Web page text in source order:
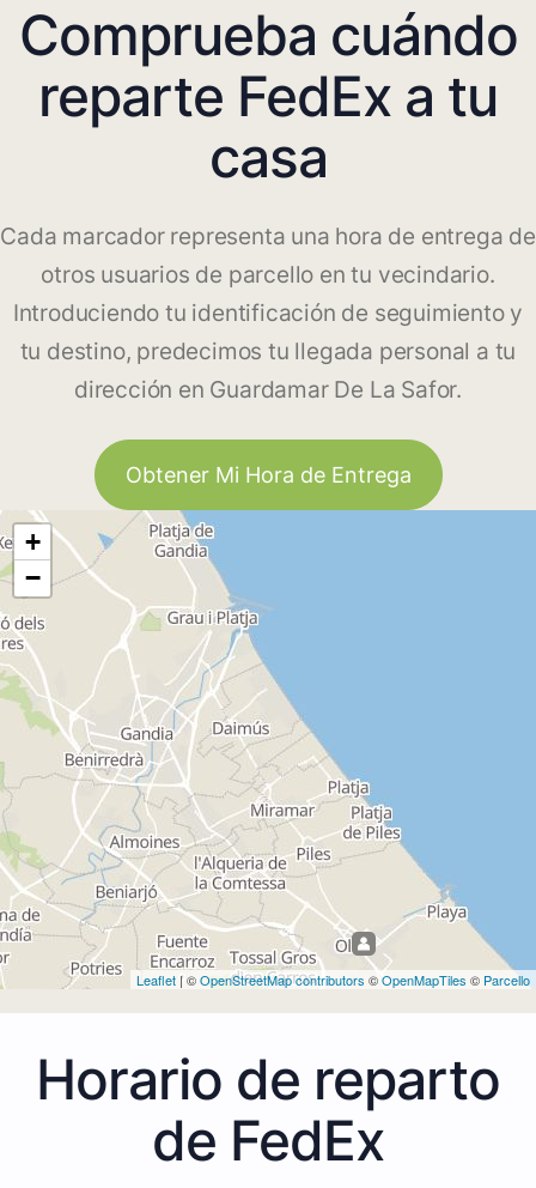
Comprueba cuándo
reparte FedEx a tu
casa
Cada marcador representa una hora de entrega de
otros usuarios de parcello en tu vecindario.
Introduciendo tu identificación de seguimiento y
tu destino, predecimos tu llegada personal a tu
dirección en Guardamar De La Safor.
Obtener Mi Hora de Entrega
+
−
Leaflet | ©OpenStreetMap contributors ©OpenMapTiles © Parcello
Horario de reparto
de FedEx